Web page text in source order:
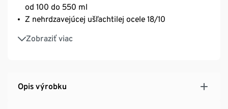
od 100 do 550 ml
Z nehrdzavejúcej ušľachtilej ocele 18/10
Zobraziť viac
Vhodná do umývačky riadu
Opis výrobku